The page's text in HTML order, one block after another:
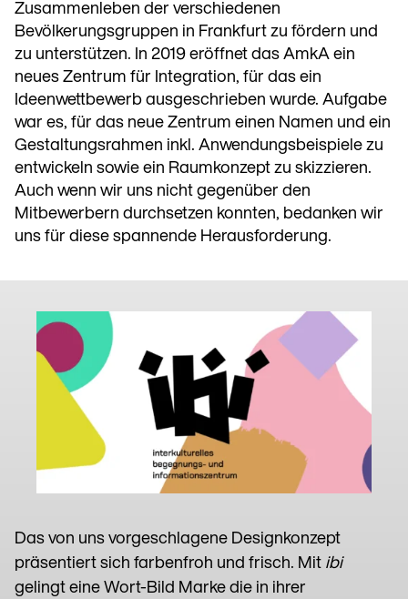
Zusammenleben der verschiedenen
Bevölkerungsgruppen in Frankfurt zu fördern und
zu unterstützen. In 2019 eröffnet das AmkA ein
neues Zentrum für Integration, für das ein
Ideenwettbewerb ausgeschrieben wurde. Aufgabe
war es, für das neue Zentrum einen Namen und ein
Gestaltungsrahmen inkl. Anwendungsbeispiele zu
entwickeln sowie ein Raumkonzept zu skizzieren.
Auch wenn wir uns nicht gegenüber den
Mitbewerbern durchsetzen konnten, bedanken wir
uns für diese spannende Herausforderung.
Das von uns vorgeschlagene Designkonzept
präsentiert sich farbenfroh und frisch. Mit ibi
gelingt eine Wort-Bild Marke die in ihrer